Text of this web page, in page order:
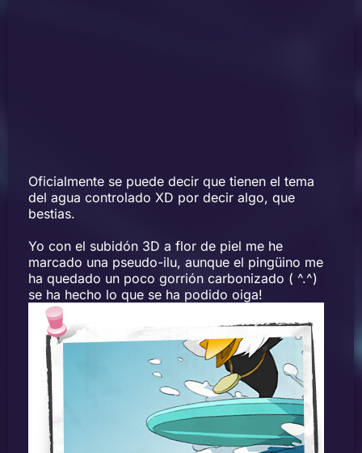
Oficialmente se puede decir que tienen el tema
del agua controlado XD por decir algo, que
bestias.
Yo con el subidón 3D a flor de piel me he
marcado una pseudo-ilu, aunque el pingüino me
ha quedado un poco gorrión carbonizado ( ^.^)
se ha hecho lo que se ha podido oiga!